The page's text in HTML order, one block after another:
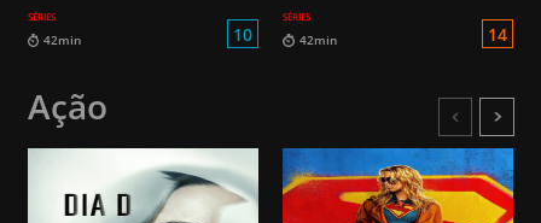
2026
SÉRIES SÉRIES
Ação